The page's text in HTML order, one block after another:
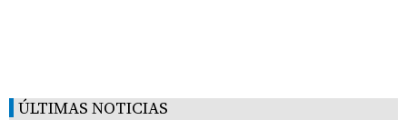
ÚLTIMAS NOTICIAS